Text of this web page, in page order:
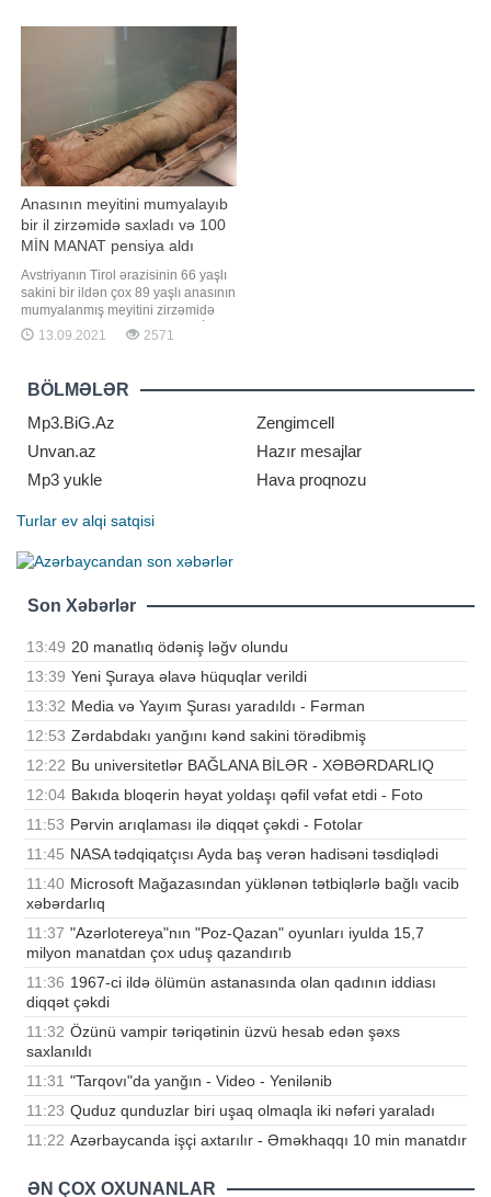
hücumundan xilas edilsə də, onun
Anasının meyitini mumyalayıb
bir il zirzəmidə saxladı və 100
MİN MANAT pensiya aldı
Avstriyanın Tirol ərazisinin 66 yaşlı
sakini bir ildən çox 89 yaşlı anasının
mumyalanmış meyitini zirzəmidə
saxlayaraq, pensiyasını alıb. BİG.AZ
xəbər verir ki, bu barədə "BBC
görə, demensiya xəstəsi olan qadın
2020-ci ilin iyun ayında qocalıqdan
vəfat edib
13.09.2021 2571
BÖLMƏLƏR
Mp3.BiG.Az
Zengimcell
Unvan.az
Hazır mesajlar
Mp3 yukle
Hava proqnozu
Turlar ev alqi satqisi
Son Xəbərlər
13:49 20 manatlıq ödəniş ləğv olundu
13:39 Yeni Şuraya əlavə hüquqlar verildi
13:32 Media və Yayım Şurası yaradıldı - Fərman
12:53 Zərdabdakı yanğını kənd sakini törədibmiş
12:22 Bu universitetlər BAĞLANA BİLƏR - XƏBƏRDARLIQ
12:04 Bakıda bloqerin həyat yoldaşı qəfil vəfat etdi - Foto
11:53 Pərvin arıqlaması ilə diqqət çəkdi - Fotolar
11:45 NASA tədqiqatçısı Ayda baş verən hadisəni təsdiqlədi
11:40 Microsoft Mağazasından yüklənən tətbiqlərlə bağlı vacib
xəbərdarlıq
11:37 "Azərlotereya"nın "Poz-Qazan" oyunları iyulda 15,7
milyon manatdan çox uduş qazandırıb
11:36 1967-ci ildə ölümün astanasında olan qadının iddiası
diqqət çəkdi
11:32 Özünü vampir təriqətinin üzvü hesab edən şəxs
saxlanıldı
11:31 "Tarqovı"da yanğın - Video - Yenilənib
11:23 Quduz qunduzlar biri uşaq olmaqla iki nəfəri yaraladı
11:22 Azərbaycanda işçi axtarılır - Əməkhaqqı 10 min manatdır
ƏN ÇOX OXUNANLAR